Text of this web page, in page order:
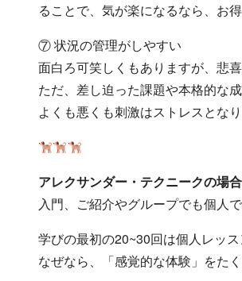
ることで、気が楽になるなら、お
⑦ 状況の管理がしやすい
面白ろ可笑しくもありますが、悲
ただ、差し迫った課題や本格的な
よくも悪くも刺激はストレスとな
アレクサンダー・テクニークの場合
入門、ご紹介やグループでも個人
学びの最初の20~30回は個人レッス
なぜなら、「感覚的な体験」をた